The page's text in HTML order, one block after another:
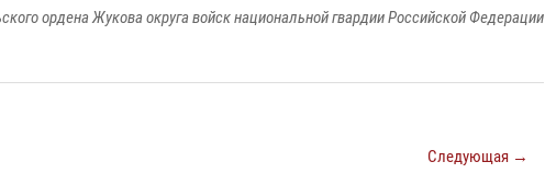
ордена Жукова округа войск национальной гвардии Российской Федерации
Следующая →